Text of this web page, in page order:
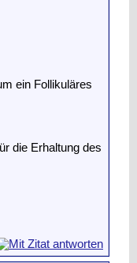
ein Follikuläres
die Erhaltung des